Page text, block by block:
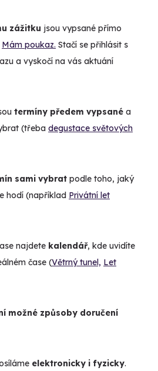
zážitku jsou vypsané přímo
Mám poukaz. Stačí se přihlásit s
a vyskočí na vás aktuání
termíny předem vypsané a
(třeba degustace světových
sami vybrat podle toho, jaký
hodí (například Privátní let
najdete kalendář, kde uvidíte
čase (Větrný tunel, Let
možné způsoby doručení
elektronicky i fyzicky.